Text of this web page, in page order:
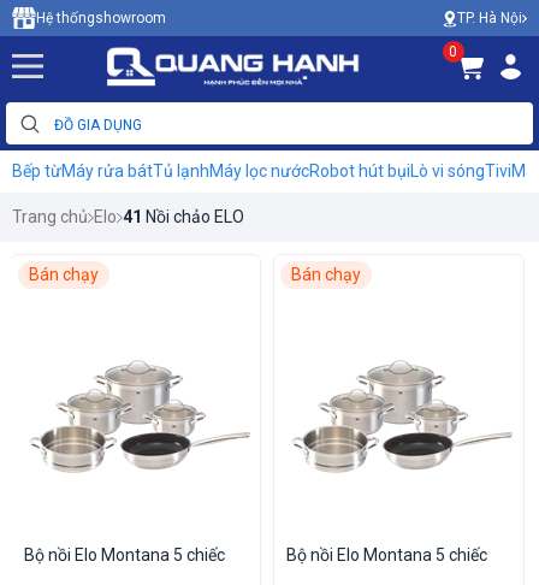
Hệ thốngshowroom TP. Hà Nội
0
Bếp từMáy rửa bátTủ lạnhMáy lọc nướcRobot hút bụiLò vi sóngTivi
Trang chủ Elo 41 Nồi chảo ELO
Bán chạy
Bộ nồi Elo Montana 5 chiếc
Bán chạy
Bộ nồi Elo Montana 5 chiếc